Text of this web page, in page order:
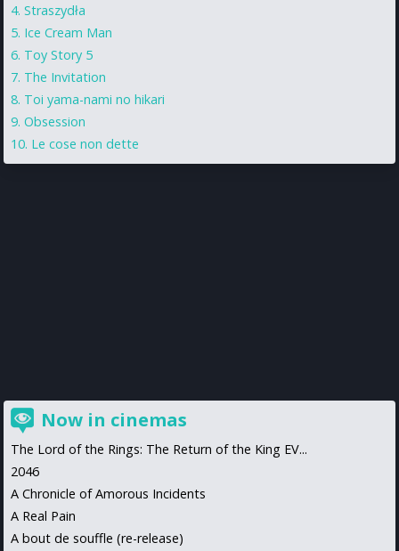
Straszydła
Ice Cream Man
Toy Story 5
The Invitation
Toi yama-nami no hikari
Obsession
Le cose non dette
Now in cinemas
The Lord of the Rings: The Return of the King EV...
2046
A Chronicle of Amorous Incidents
A Real Pain
A bout de souffle (re-release)